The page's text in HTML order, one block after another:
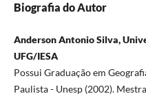
Biografia do Autor
Anderson Antonio Silva,
UFG/IESA
Possui Graduação em
Paulista - Unesp (2002).